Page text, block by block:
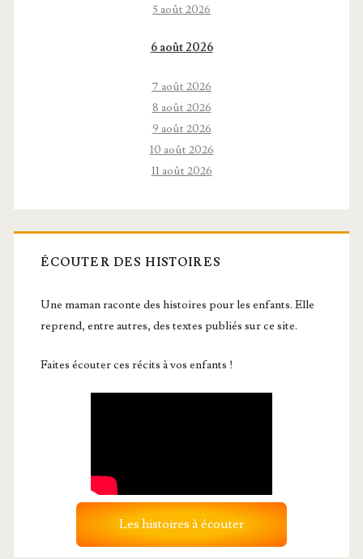
5 août 2026
6 août 2026
7 août 2026
8 août 2026
9 août 2026
10 août 2026
11 août 2026
ÉCOUTER DES HISTOIRES
Une maman raconte des histoires pour les enfants. Elle
reprend, entre autres, des textes publiés sur ce site.
Faites écouter ces récits à vos enfants !
Les histoires à écouter